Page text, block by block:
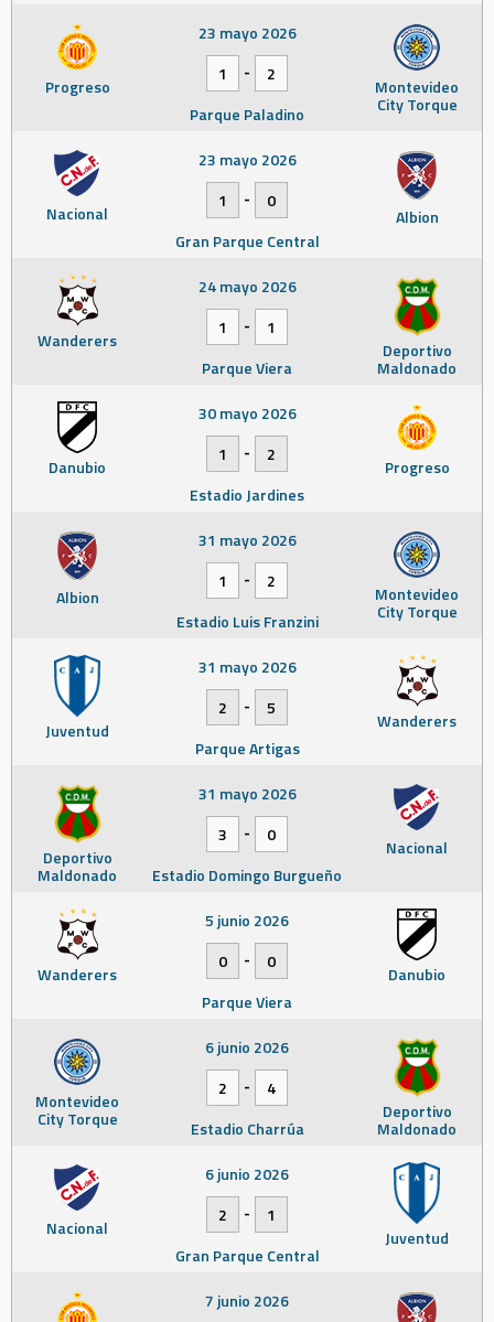
Progreso Montevideo
City Torque
23 mayo 2026
1
-
2
Parque Paladino
Nacional Albion
23 mayo 2026
1
-
0
Gran Parque Central
Wanderers Deportivo
Maldonado
24 mayo 2026
1
-
1
Parque Viera
Danubio Progreso
30 mayo 2026
1
-
2
Estadio Jardines
Albion Montevideo
City Torque
31 mayo 2026
1
-
2
Estadio Luis Franzini
Juventud Wanderers
31 mayo 2026
2
-
5
Parque Artigas
Deportivo
Maldonado
Nacional
31 mayo 2026
3
-
0
Estadio Domingo Burgueño
Wanderers Danubio
5 junio 2026
0
-
0
Parque Viera
Montevideo
City Torque Deportivo
Maldonado
6 junio 2026
2
-
4
Estadio Charrúa
Nacional Juventud
6 junio 2026
2
-
1
Gran Parque Central
7 junio 2026